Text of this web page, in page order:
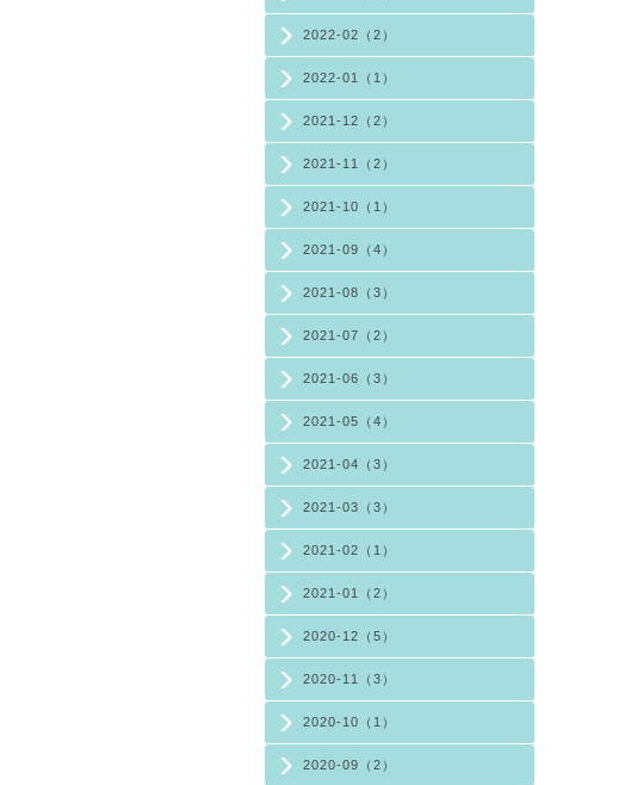
2022-02（2）
2022-01（1）
2021-12（2）
2021-11（2）
2021-10（1）
2021-09（4）
2021-08（3）
2021-07（2）
2021-06（3）
2021-05（4）
2021-04（3）
2021-03（3）
2021-02（1）
2021-01（2）
2020-12（5）
2020-11（3）
2020-10（1）
2020-09（2）